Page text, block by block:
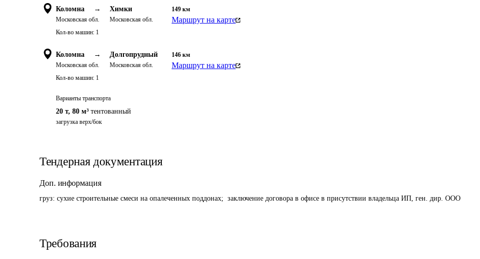
Коломна →
Московская обл.
Химки
Московская обл.
149 км
Маршрут на карте
Кол-во машин: 1
Коломна →
Московская обл.
Долгопрудный
Московская обл.
146 км
Маршрут на карте
Кол-во машин: 1
Варианты транспорта
20 т, 80 м³ тентованный
загрузка верх/бок
Тендерная документация
Доп. информация
груз: сухие строительные смеси на опалеченных поддонах;  заключение договора в офисе в присутствии владельца ИП, ген. дир. ООО
Требования